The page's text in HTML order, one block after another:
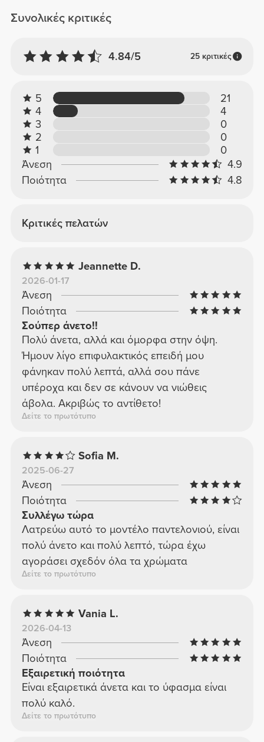
Συνολικές κριτικές
4.84/5 25 κριτικές
5
21
4
4
3
0
2
0
1
0
Άνεση
4.9
Ποιότητα
4.8
Κριτικές πελατών
Jeannette D.
2026-01-17
Άνεση
Ποιότητα
Σούπερ άνετο!!
Πολύ άνετα, αλλά και όμορφα στην όψη.
Ήμουν λίγο επιφυλακτικός επειδή μου
φάνηκαν πολύ λεπτά, αλλά σου πάνε
υπέροχα και δεν σε κάνουν να νιώθεις
άβολα. Ακριβώς το αντίθετο!
Δείτε το πρωτότυπο
Sofia M.
2025-06-27
Άνεση
Ποιότητα
Συλλέγω τώρα
Λατρεύω αυτό το μοντέλο παντελονιού, είναι
πολύ άνετο και πολύ λεπτό, τώρα έχω
αγοράσει σχεδόν όλα τα χρώματα
Δείτε το πρωτότυπο
Vania L.
2026-04-13
Άνεση
Ποιότητα
Εξαιρετική ποιότητα
Είναι εξαιρετικά άνετα και το ύφασμα είναι
πολύ καλό.
Δείτε το πρωτότυπο